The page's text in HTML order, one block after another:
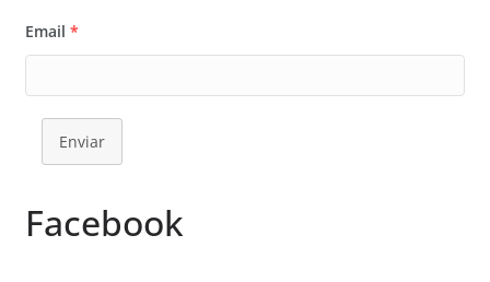
Email *
Enviar
Facebook